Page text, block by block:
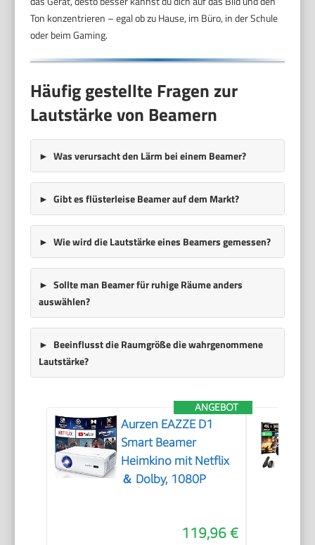
Ton konzentrieren – egal ob zu Hause, im Büro, in der Schule
oder beim Gaming.
Häufig gestellte Fragen zur
Lautstärke von Beamern
Was verursacht den Lärm bei einem Beamer?
Gibt es flüsterleise Beamer auf dem Markt?
Wie wird die Lautstärke eines Beamers gemessen?
Sollte man Beamer für ruhige Räume anders
auswählen?
Beeinflusst die Raumgröße die wahrgenommene
Lautstärke?
ANGEBOT
Aurzen EAZZE D1
Smart Beamer
Heimkino mit Netflix
＆ Dolby, 1080P
119,96 €